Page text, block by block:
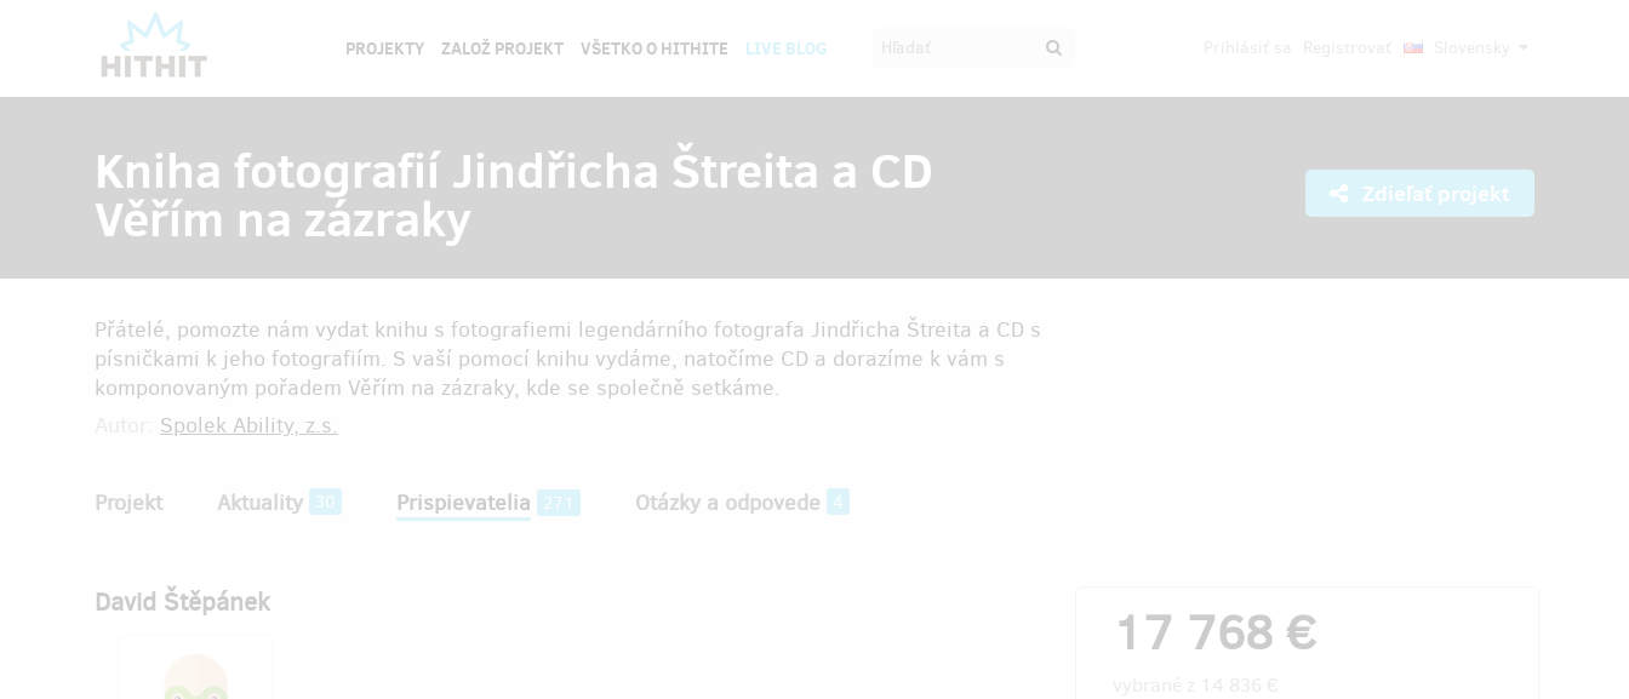
PROJEKTY ZALOŽ PROJEKT VŠETKO O HITHITE LIVE BLOG
Kniha fotografií Jindřicha Štreita a CD
Věřím na zázraky Zdieľať projekt
Přátelé, pomozte nám vydat knihu s fotografiemi legendárního fotografa Jindřicha Štreita a CD s
písničkami k jeho fotografiím. S vaší pomocí knihu vydáme, natočíme CD a dorazíme k vám s
komponovaným pořadem Věřím na zázraky, kde se společně setkáme.
Spolek Ability, z.s.
Projekt Aktuality 30 Prispievatelia 271 Otázky a odpovede 4
David Štěpánek 17 768 €